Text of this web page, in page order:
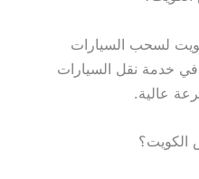
لسحب السيارات
في خدمة نقل السيارات
عالية.